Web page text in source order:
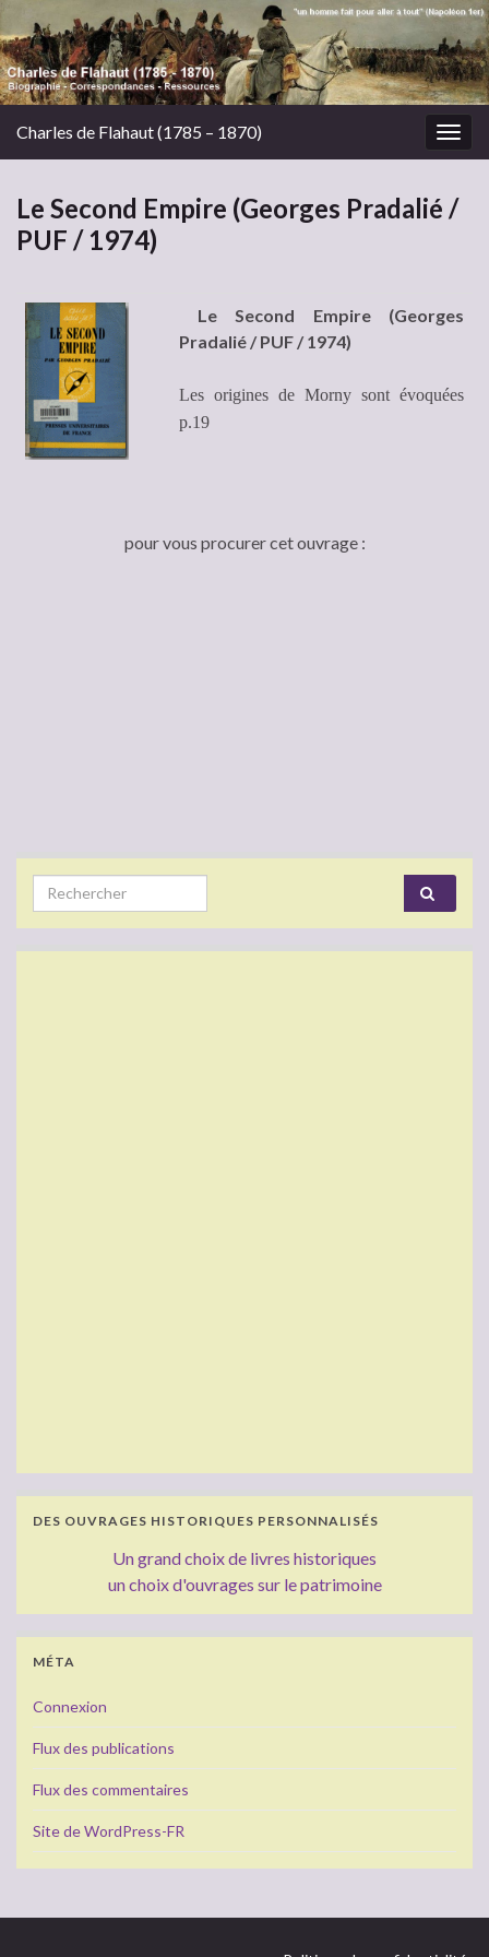
Charles de Flahaut (1785 – 1870)
Le Second Empire (Georges Pradalié /
PUF / 1974)
Le Second Empire (Georges
Pradalié / PUF / 1974)
Les origines de Morny sont évoquées
p.19
pour vous procurer cet ouvrage :
Search for:
DES OUVRAGES HISTORIQUES PERSONNALISÉS
Un grand choix de livres historiques
un choix d'ouvrages sur le patrimoine
MÉTA
Connexion
Flux des publications
Flux des commentaires
Site de WordPress-FR